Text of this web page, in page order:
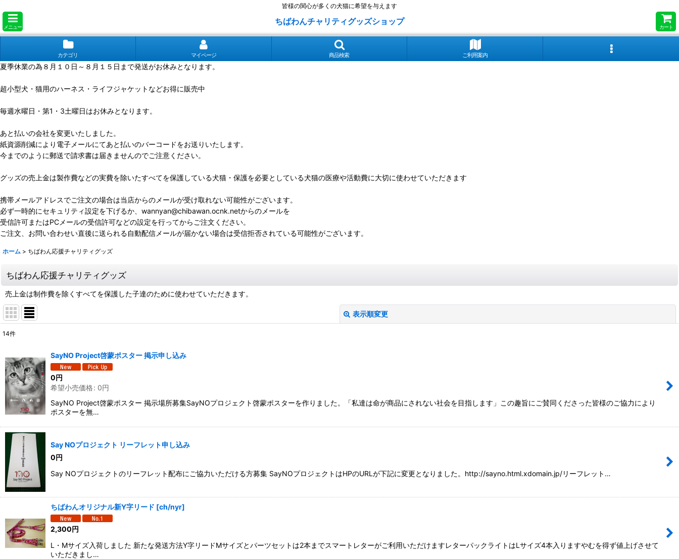
皆様の関心が多くの犬猫に希望を与えます
メニュー
ちばわんチャリティグッズショップ
カート
カテゴリ マイページ 商品検索 ご利用案内
夏季休業の為８月１０日～８月１５日まで発送がお休みとなります。
超小型犬・猫用のハーネス・ライフジャケットなどお得に販売中
毎週水曜日・第1・3土曜日はお休みとなります。
あと払いの会社を変更いたしました。
紙資源削減により電子メールにてあと払いのバーコードをお送りいたします。
今までのように郵送で請求書は届きませんのでご注意ください。
グッズの売上金は製作費などの実費を除いたすべてを保護している犬猫・保護を必要としている犬猫の医療や活動費に大切に使わせていただきます
携帯メールアドレスでご注文の場合は当店からのメールが受け取れない可能性がございます。
必ず一時的にセキュリティ設定を下げるか、wannyan@chibawan.ocnk.netからのメールを
受信許可またはPCメールの受信許可などの設定を行ってからご注文ください。
ご注文、お問い合わせい直後に送られる自動配信メールが届かない場合は受信拒否されている可能性がございます。
ホーム > ちばわん応援チャリティグッズ
ちばわん応援チャリティグッズ
売上金は制作費を除くすべてを保護した子達のために使わせていただきます。
表示順変更
表示数:
並び順:
絞り込む
14件
SayNO Project啓蒙ポスター 掲示申し込み
0円
希望小売価格: 0円
SayNO Project啓蒙ポスター 掲示場所募集SayNOプロジェクト啓蒙ポスターを作りました。「私達は命が商品にされない社会を目指します」この趣旨にご賛同くださった皆様のご協力により
ポスターを無…
Say NOプロジェクト リーフレット申し込み
0円
Say NOプロジェクトのリーフレット配布にご協力いただける方募集 SayNOプロジェクトはHPのURLが下記に変更となりました。http://sayno.html.xdomain.jp/リーフレット…
ちばわんオリジナル新Y字リード [ch/nyr]
2,300円
L・Mサイズ入荷しました 新たな発送方法Y字リードMサイズとパーツセットは2本までスマートレターがご利用いただけますレターパックライトはLサイズ4本入りますやむを得ず値上げさせて
いただきまし…